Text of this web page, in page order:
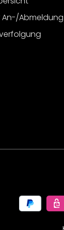
An-/Abmeldung